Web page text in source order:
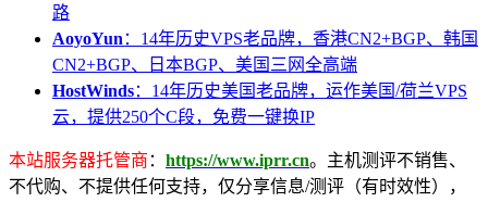
路
AoyoYun ：14年历史VPS老品牌，香港CN2+BGP、韩国
CN2+BGP、日本BGP、美国三网全高端
HostWinds：14年历史美国老品牌，运作美国/荷兰VPS
云，提供250个C段，免费一键换IP
本站服务器托管商 ： https://www.iprr.cn。主机测评不销售、
不代购、不提供任何支持，仅分享信息/测评（有时效性），